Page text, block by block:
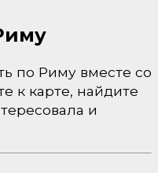
по Риму вместе со
к карте, найдите
и